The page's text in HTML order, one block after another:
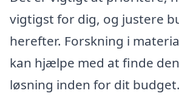
vigtigst for dig, og justere
herefter. Forskning i
kan hjælpe med at finde
løsning inden for dit budget.